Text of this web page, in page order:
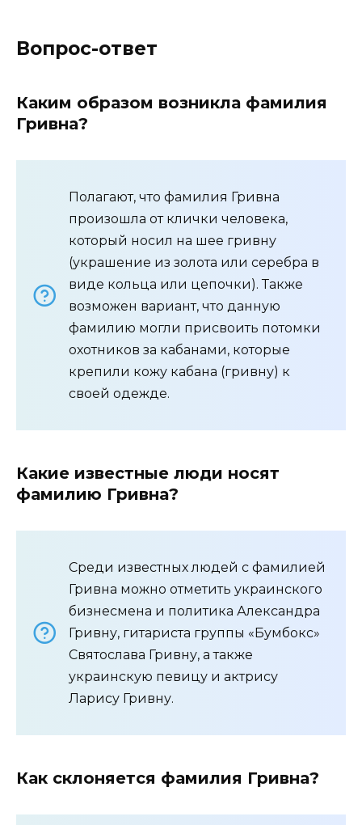
Вопрос-ответ
Каким образом возникла фамилия
Гривна?
Полагают, что фамилия Гривна
произошла от клички человека,
который носил на шее гривну
(украшение из золота или серебра в
виде кольца или цепочки). Также
возможен вариант, что данную
фамилию могли присвоить потомки
охотников за кабанами, которые
крепили кожу кабана (гривну) к
своей одежде.
Какие известные люди носят
фамилию Гривна?
Среди известных людей с фамилией
Гривна можно отметить украинского
бизнесмена и политика Александра
Гривну, гитариста группы «Бумбокс»
Святослава Гривну, а также
украинскую певицу и актрису
Ларису Гривну.
Как склоняется фамилия Гривна?